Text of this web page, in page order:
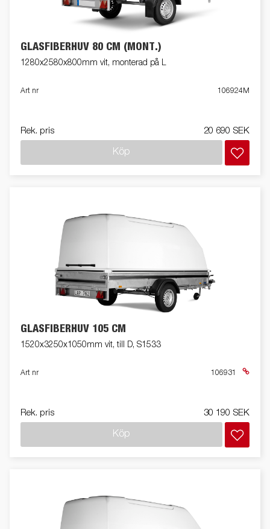
GLASFIBERHUV 80 CM (MONT.)
1280x2580x800mm vit, monterad på L
Art nr 106924M
Rek. pris 20 690 SEK
Köp
GLASFIBERHUV 105 CM
1520x3250x1050mm vit, till D, S1533
Art nr 106931
Rek. pris 30 190 SEK
Köp